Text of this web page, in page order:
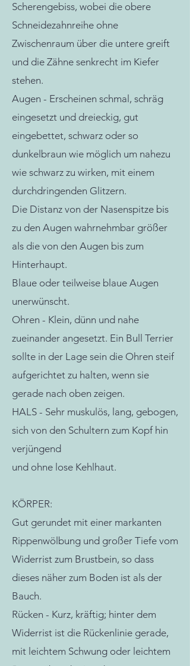
Scherengebiss, wobei die obere
Schneidezahnreihe ohne
Zwischenraum über die untere greift
und die Zähne senkrecht im Kiefer
stehen.
Augen - Erscheinen schmal, schräg
eingesetzt und dreieckig, gut
eingebettet, schwarz oder so
dunkelbraun wie möglich um nahezu
wie schwarz zu wirken, mit einem
durchdringenden Glitzern.
Die Distanz von der Nasenspitze bis
zu den Augen wahrnehmbar größer
als die von den Augen bis zum
Hinterhaupt.
Blaue oder teilweise blaue Augen
unerwünscht.
Ohren - Klein, dünn und nahe
zueinander angesetzt. Ein Bull Terrier
sollte in der Lage sein die Ohren steif
aufgerichtet zu halten, wenn sie
gerade nach oben zeigen.
HALS - Sehr muskulös, lang, gebogen,
sich von den Schultern zum Kopf hin
verjüngend
und ohne lose Kehlhaut.
KÖRPER:
Gut gerundet mit einer markanten
Rippenwölbung und großer Tiefe vom
Widerrist zum Brustbein, so dass
dieses näher zum Boden ist als der
Bauch.
Rücken - Kurz, kräftig; hinter dem
Widerrist ist die Rückenlinie gerade,
mit leichtem Schwung oder leichtem